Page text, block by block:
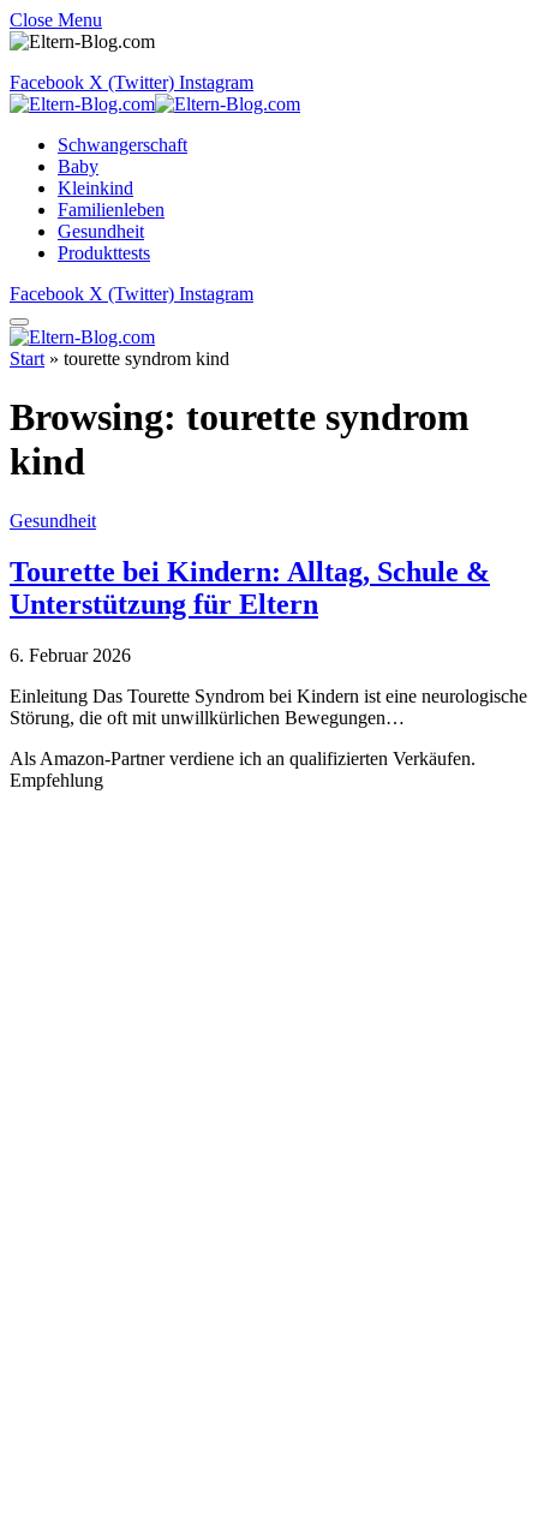
Close Menu
Facebook X (Twitter) Instagram
Schwangerschaft
Baby
Kleinkind
Familienleben
Gesundheit
Produkttests
Facebook X (Twitter) Instagram
Start » tourette syndrom kind
Browsing: tourette syndrom
kind
Gesundheit
Tourette bei Kindern: Alltag, Schule &
Unterstützung für Eltern
6. Februar 2026
Einleitung Das Tourette Syndrom bei Kindern ist eine neurologische
Störung, die oft mit unwillkürlichen Bewegungen…
Als Amazon-Partner verdiene ich an qualifizierten Verkäufen.
Empfehlung